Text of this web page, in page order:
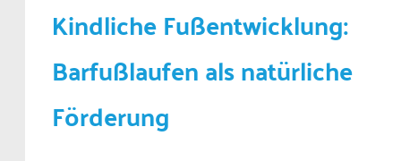
Kindliche Fußentwicklung:
Barfußlaufen als natürliche
Förderung